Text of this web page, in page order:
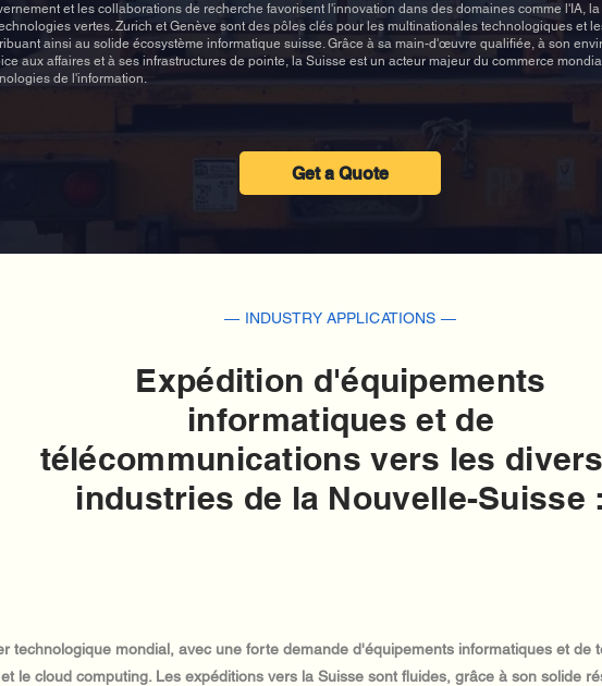
et les collaborations de recherche favorisent l'innovation dans des domaines comme l'IA,
vertes. Zurich et Genève sont des pôles clés pour les multinationales technologiques et
ainsi au solide écosystème informatique suisse. Grâce à sa main-d'œuvre qualifiée, à son
aux affaires et à ses infrastructures de pointe, la Suisse est un acteur majeur du commerce
de l'information.
Get a Quote
— INDUSTRY APPLICATIONS —
Expédition d'équipements
informatiques et de
télécommunications vers les
industries de la Nouvelle-Suisse :
technologique mondial, avec une forte demande d'équipements informatiques et de
le cloud computing. Les expéditions vers la Suisse sont fluides, grâce à son solide